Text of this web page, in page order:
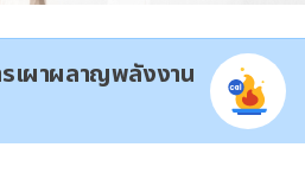
เผาผลาญพลังงาน